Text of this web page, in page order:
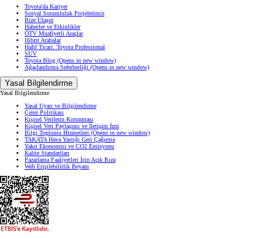
Toyota'da Kariyer
Sosyal Sorumluluk Projelerimiz
Bize Ulaşın
Haberler ve Etkinlikler
ÖTV Muafiyetli Araçlar
Hibrit Arabalar
Hafif Ticari: Toyota Professional
SUV
Toyota Blog (Opens in new window)
Ağaçlandırma Seferberliği (Opens in new window)
Yasal Bilgilendirme
Yasal Bilgilendirme
Yasal Uyarı ve Bilgilendirme
Çerez Politikası
Kişisel Verilerin Korunması
Kişisel Veri Paylaşımı ve İletişim İzni
Bilgi Toplumu Hizmetleri (Opens in new window)
TAKATA Hava Yastığı Geri Çağırma
Yakıt Ekonomisi ve CO2 Emisyonu
Kalite Standartları
Pazarlama Faaliyetleri İçin Açık Rıza
Web Erişilebilirlik Beyanı